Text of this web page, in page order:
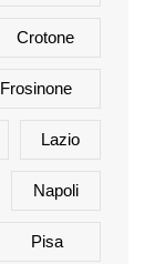
Crotone
Frosinone
Lazio
Napoli
Pisa